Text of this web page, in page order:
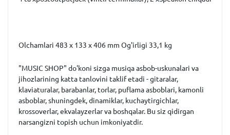
Olchamlari 483 x 133 x 406 mm Og'irligi 33,1 kg
"MUSIC SHOP" do'koni sizga musiqa asbob-uskunalari va
jihozlarining katta tanlovini taklif etadi - gitaralar,
klaviaturalar, barabanlar, torlar, puflama asboblari, kamonli
asboblar, shuningdek, dinamiklar, kuchaytirgichlar,
krossoverlar, ekvalayzerlar va boshqalar. Bu siz qidirgan
narsangizni topish uchun imkoniyatdir.